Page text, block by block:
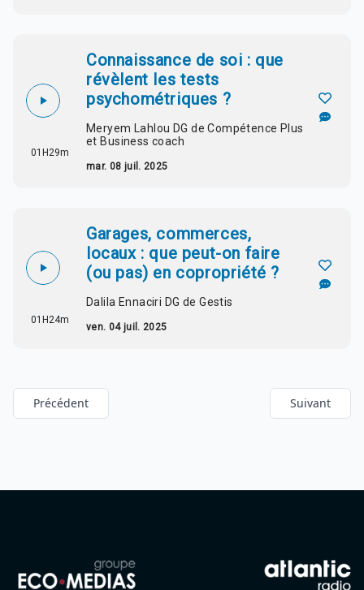
01H29m
Connaissance de soi : que
révèlent les tests
psychométriques ?
Meryem Lahlou DG de Compétence Plus
et Business coach
mar. 08 juil. 2025
01H24m
Garages, commerces,
locaux : que peut-on faire
(ou pas) en copropriété ?
Dalila Ennaciri DG de Gestis
ven. 04 juil. 2025
Précédent Suivant